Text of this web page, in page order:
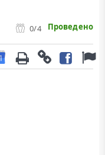
0/4 Проведено